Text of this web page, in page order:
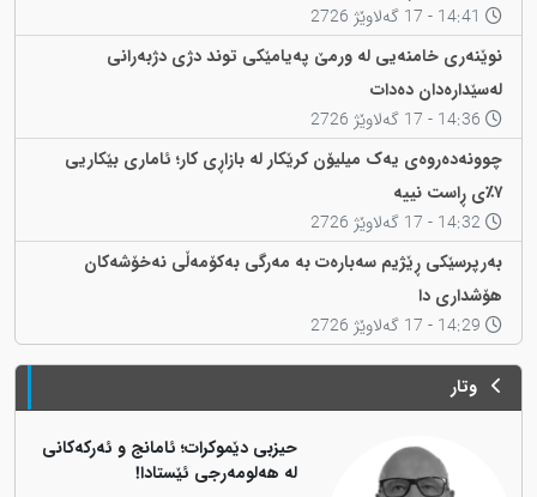
نوێنەری خامنەیی لە ورمێ پەیامێکی توند دژی دژبەرانی
لەسێدارەدان دەدات
چوونەدەروەی یەک میلیۆن کرێکار لە بازاڕی کار؛ ئاماری بێکاریی
٧٪ی ڕاست نییە
بەرپرسێکی ڕێژیم سەبارەت بە مەرگی بەکۆمەڵی نەخۆشەکان
هۆشداری دا
وتار
حیزبی دێموکرات؛ ئامانج و ئەرکەکانی
لە هەلومەرجی ئێستادا!